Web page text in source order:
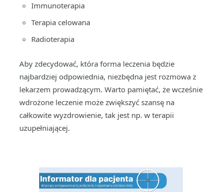
Immunoterapia
Terapia celowana
Radioterapia
Aby zdecydować, która forma leczenia będzie
najbardziej odpowiednia, niezbędna jest rozmowa z
lekarzem prowadzącym. Warto pamiętać, że wcześnie
wdrożone leczenie może zwiększyć szansę na
całkowite wyzdrowienie, tak jest np. w terapii
uzupełniającej.